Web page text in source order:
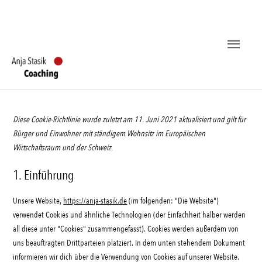
Diese Cookie-Richtlinie wurde zuletzt am 11. Juni 2021 aktualisiert und gilt für
Bürger und Einwohner mit ständigem Wohnsitz im Europäischen
Wirtschaftsraum und der Schweiz.
1. Einführung
Unsere Website, https://anja-stasik.de(im folgenden: "Die Website")
verwendet Cookies und ähnliche Technologien (der Einfachheit halber werden
all diese unter "Cookies" zusammengefasst). Cookies werden außerdem von
uns beauftragten Drittparteien platziert. In dem unten stehendem Dokument
informieren wir dich über die Verwendung von Cookies auf unserer Website.